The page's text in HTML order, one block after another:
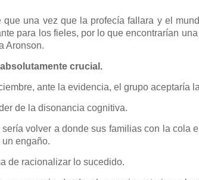
una vez que la profecía fallara y el
para los fieles, por lo que encontrarían
Aronson.
crucial.
ante la evidencia, el grupo aceptaría
de la disonancia cognitiva.
volver a donde sus familias con la cola
engaño.
de racionalizar lo sucedido.